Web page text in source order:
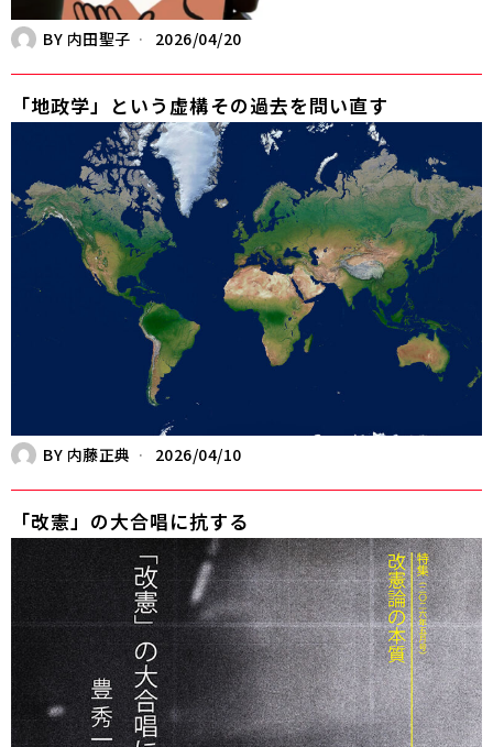
BY 内田聖子 2026/04/20
「地政学」という虚構――その過去を問い直す
BY 内藤正典 2026/04/10
「改憲」の大合唱に抗する